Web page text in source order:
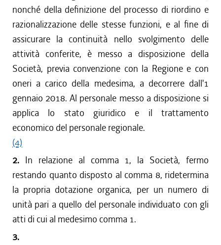
nonché della definizione del processo di riordino e
razionalizzazione delle stesse funzioni, e al fine di
assicurare la continuità nello svolgimento delle
attività conferite, è messo a disposizione della
Società, previa convenzione con la Regione e con
oneri a carico della medesima, a decorrere dall'1
gennaio 2018. Al personale messo a disposizione si
applica lo stato giuridico e il trattamento
economico del personale regionale.
(4)
2. In relazione al comma 1, la Società, fermo
restando quanto disposto al comma 8, ridetermina
la propria dotazione organica, per un numero di
unità pari a quello del personale individuato con gli
atti di cui al medesimo comma 1.
3.